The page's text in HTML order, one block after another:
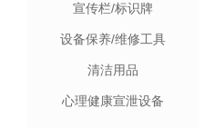
宣传栏/标识牌
设备保养/维修工具
清洁用品
心理健康宣泄设备